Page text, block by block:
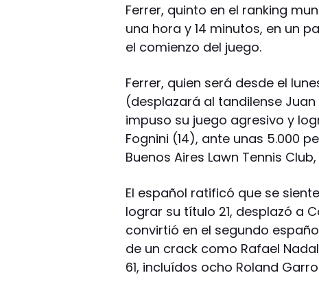
Ferrer, quinto en el ranking
una hora y 14 minutos, en un
el comienzo del juego.
Ferrer, quien será desde el
(desplazará al tandilense
impuso su juego agresivo y
Fognini (14), ante unas 5.000
Buenos Aires Lawn Tennis
El español ratificó que se
lograr su título 21, desplazó a
convirtió en el segundo
de un crack como Rafael
61, incluídos ocho Roland